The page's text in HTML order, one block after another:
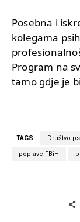
Posebna i
kolegama
Program na
tamo gdje je
TAGS Društvo
poplave FBiH